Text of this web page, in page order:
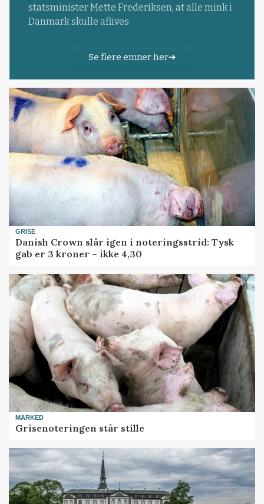
statsminister Mette Frederiksen, at alle mink i
Danmark skulle aflives.
Se flere emner her
GRISE
Danish Crown slår igen i noteringsstrid: Tysk
gab er 3 kroner – ikke 4,30
MARKED
Grisenoteringen står stille